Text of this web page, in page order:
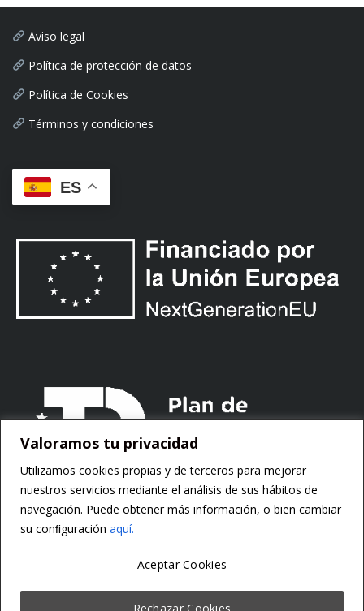
Valoramos tu privacidad
Utilizamos cookies propias y de terceros para mejorar
nuestros servicios mediante el análisis de sus hábitos de
navegación. Puede obtener más información, o bien cambiar
su conﬁguración aquí.
Rechazar Cookies
Aceptar Cookies
Aviso legal
Política de protección de datos
Política de Cookies
Términos y condiciones
ES